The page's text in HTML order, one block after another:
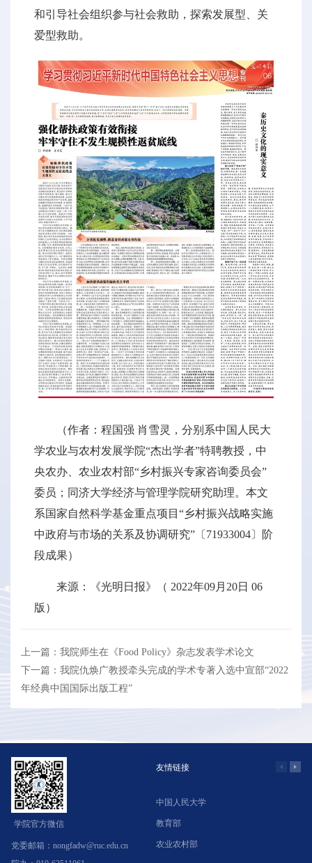
和引导社会组织参与社会救助，探索发展型、关
爱型救助。
（作者：程国强 肖雪灵，分别系中国人民大
学农业与农村发展学院“杰出学者”特聘教授，中
央农办、农业农村部“乡村振兴专家咨询委员会”
委员；同济大学经济与管理学院研究助理。本文
系国家自然科学基金重点项目“乡村振兴战略实施
中政府与市场的关系及协调研究”〔71933004〕阶
段成果）
来源：《光明日报》（ 2022年09月20日 06
版）
上一篇：我院师生在《Food Policy》杂志发表学术论文
下一篇：我院仇焕广教授牵头完成的学术专著入选中宣部“2022
年经典中国国际出版工程”
学院官方微信
党委邮箱：nongfadw@ruc.edu.cn
友情链接
中国人民大学
教育部
农业农村部